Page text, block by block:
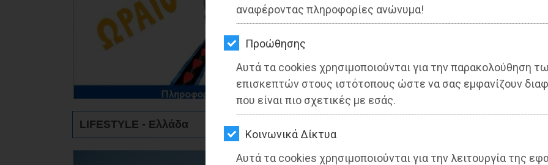
αναφέροντας πληροφορίες ανώνυμα!
Προώθησης
Αυτά τα cookies χρησιμοποιούνται για την παρακολούθηση
επισκεπτών στους ιστότοπους ώστε να σας εμφανίζουν
που είναι πιο σχετικές με εσάς.
Kοινωνικά Δίκτυα
Αυτά τα cookies χρησιμοποιούνται για την λειτουργία της
ΕΞΟΔΟΣ
ΠΕΡΙΒΑΛΛΟΝ
ΚΑΤΟΙΚΙΔΙΟ
LIFESTYLE - Ελλάδα